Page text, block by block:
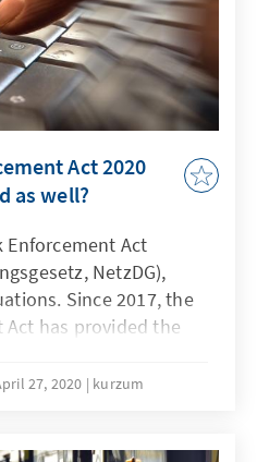
Act 2020
as well?
Act
NetzDG),
Since 2017, the
has provided the
networks. Now
27, 2020 kurzum